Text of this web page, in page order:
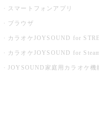
スマートフォンアプリ
ブラウザ
カラオケJOYSOUND for
カラオケJOYSOUND for
JOYSOUND家庭用カラオケ機